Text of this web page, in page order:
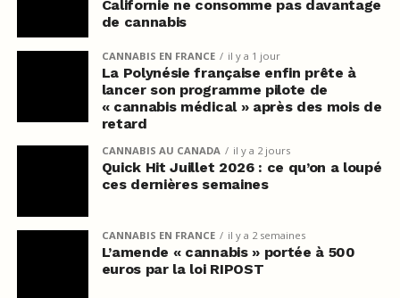
Californie ne consomme pas davantage
de cannabis
CANNABIS EN FRANCE il y a 1 jour
La Polynésie française enfin prête à
lancer son programme pilote de
« cannabis médical » après des mois de
retard
CANNABIS AU CANADA il y a 2 jours
Quick Hit Juillet 2026 : ce qu’on a loupé
ces dernières semaines
CANNABIS EN FRANCE il y a 2 semaines
L’amende « cannabis » portée à 500
euros par la loi RIPOST